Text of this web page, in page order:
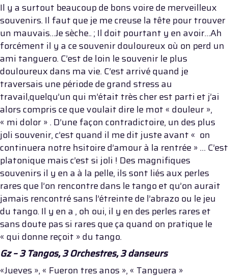
Il y a surtout beaucoup de bons voire de merveilleux
souvenirs. Il faut que je me creuse la tête pour trouver
un mauvais…Je sèche.. ; Il doit pourtant y en avoir…Ah
forcément il y a ce souvenir douloureux où on perd un
ami tanguero. C’est de loin le souvenir le plus
douloureux dans ma vie. C’est arrivé quand je
traversais une période de grand stress au
travail,quelqu’un qui m’était très cher est parti et j’ai
alors compris ce que voulait dire le mot « douleur »,
« mi dolor » . D’une façon contradictoire, un des plus
joli souvenir, c’est quand il me dit juste avant « on
continuera notre hsitoire d’amour à la rentrée » … C’est
platonique mais c’est si joli ! Des magnifiques
souvenirs il y en a à la pelle, ils sont liés aux perles
rares que l’on rencontre dans le tango et qu’on aurait
jamais rencontré sans l’étreinte de l’abrazo ou le jeu
du tango. Il y en a , oh oui, il y en des perles rares et
sans doute pas si rares que ça quand on pratique le
« qui donne reçoit » du tango.
Gz – 3 Tangos, 3 Orchestres, 3 danseurs
«Jueves », « Fueron tres anos », « Tanguera »